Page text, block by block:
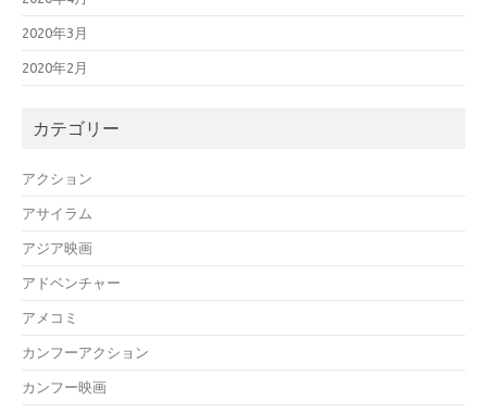
2020年3月
2020年2月
カテゴリー
アクション
アサイラム
アジア映画
アドベンチャー
アメコミ
カンフーアクション
カンフー映画